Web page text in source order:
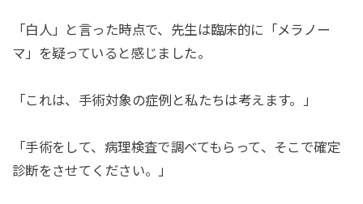
「白人」と言った時点で、先生は臨床的に「メラノー
マ」を疑っていると感じました。
「これは、手術対象の症例と私たちは考えます。」
「手術をして、病理検査で調べてもらって、そこで確定
診断をさせてください。」